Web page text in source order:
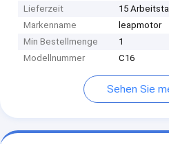
Lieferzeit
15
Markenname
leapmotor
Min Bestellmenge
1
Modellnummer
C16
Sehen Sie